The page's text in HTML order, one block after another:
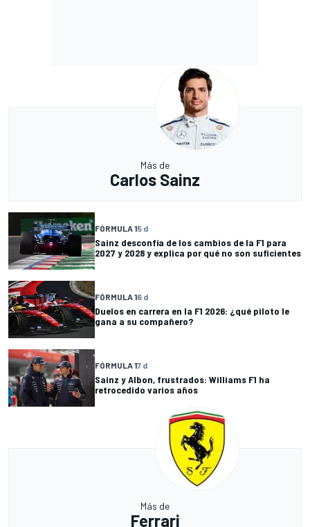
Más de
Carlos Sainz
FÓRMULA 15 d
Sainz desconfía de los cambios de la F1 para
2027 y 2028 y explica por qué no son suficientes
FÓRMULA 16 d
Duelos en carrera en la F1 2026: ¿qué piloto le
gana a su compañero?
FÓRMULA 17 d
Sainz y Albon, frustrados: Williams F1 ha
retrocedido varios años
Más de
Ferrari